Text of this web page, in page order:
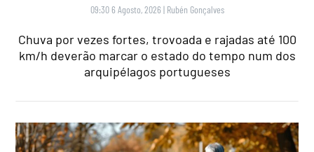
09:30 6 Agosto, 2026 | Rubén Gonçalves
Chuva por vezes fortes, trovoada e rajadas até 100
km/h deverão marcar o estado do tempo num dos
arquipélagos portugueses